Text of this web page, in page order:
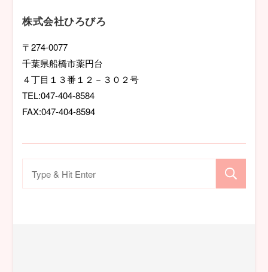
シ
ョ
ン
株式会社ひろびろ
〒274-0077
千葉県船橋市薬円台
４丁目１３番１２－３０２号
TEL:047-404-8584
FAX:047-404-8594